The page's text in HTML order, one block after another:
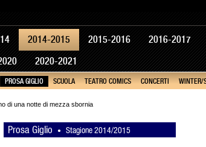
2014-2015 2015-2016 2016-2017
2020-2021
PROSA GIGLIO SCUOLA TEATRO COMICS CONCERTI WINTER/
di una notte di mezza sbornia
Prosa Giglio • Stagione 2014/2015